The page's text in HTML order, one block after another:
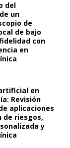
del
un
de
de bajo
con
en
en
Revisión
aplicaciones
de riesgos,
y